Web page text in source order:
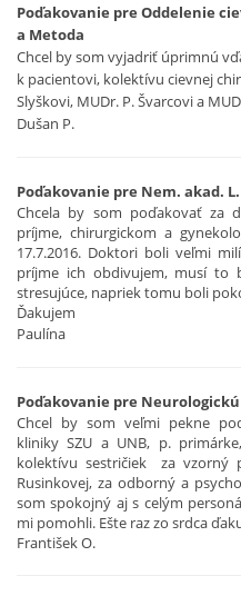
Poďakovanie pre Oddelenie
a Metoda
Chcel by som vyjadriť úprimnú
k pacientovi, kolektívu cievnej
Slyškovi, MUDr. P. Švarcovi a
Dušan P.
Poďakovanie pre Nem. akad.
Chcela by som poďakovať za
príjme, chirurgickom a
17.7.2016. Doktori boli veľmi
príjme ich obdivujem, musí to
stresujúce, napriek tomu boli
Ďakujem
Paulína
Poďakovanie pre
Chcel by som veľmi pekne
kliniky SZU a UNB, p.
kolektívu sestričiek za vzorný
Rusinkovej, za odborný a
som spokojný aj s celým
mi pomohli. Ešte raz zo srdca
František O.